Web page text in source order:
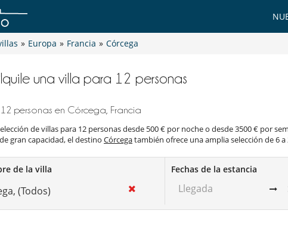
» Europa » Francia » Córcega
una villa para 12 personas
personas en Córcega, Francia
de villas para 12 personas desde 500 € por noche o desde 3500 € por
gran capacidad, el destino Córcegatambién ofrece una amplia selección de 6
de la villa Fechas de la estancia